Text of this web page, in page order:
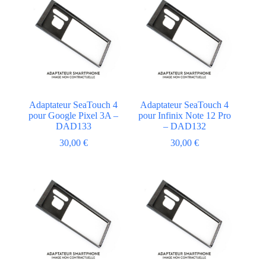
Adaptateur SeaTouch 4
pour Google Pixel 3A –
DAD133
30,00 €
Adaptateur SeaTouch 4
pour Infinix Note 12 Pro
– DAD132
30,00 €